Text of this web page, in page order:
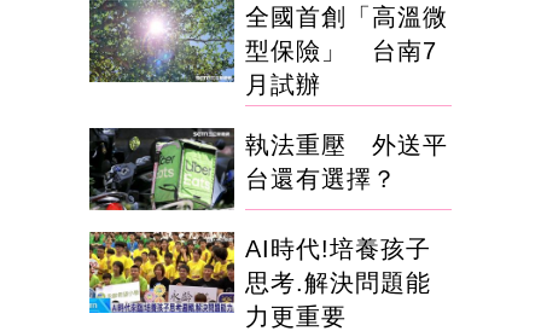
全國首創「高溫微
型保險」 台南7
月試辦
執法重壓 外送平
台還有選擇？
AI時代!培養孩子
思考.解決問題能
力更重要